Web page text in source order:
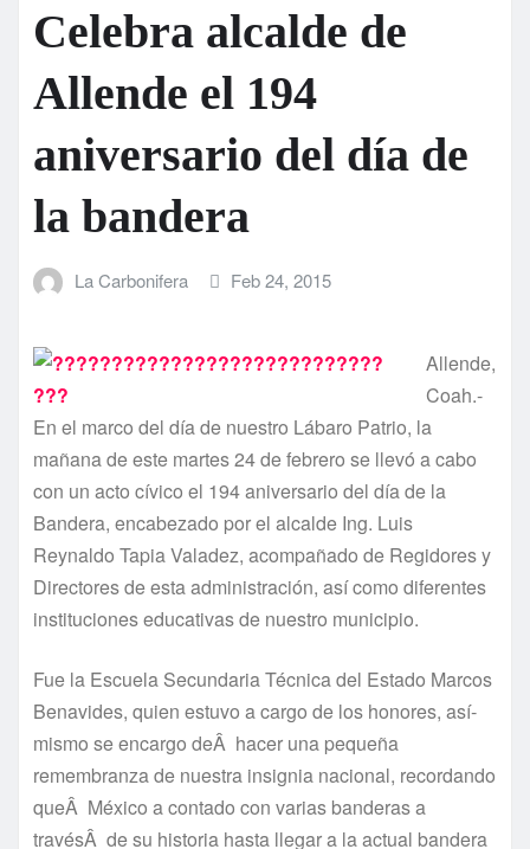
Celebra alcalde de
Allende el 194
aniversario del dí­a de
la bandera
La Carbonifera Feb 24, 2015
Allende,
Coah.-
En el marco del dí­a de nuestro Lábaro Patrio, la
mañana de este martes 24 de febrero se llevó a cabo
con un acto cí­vico el 194 aniversario del dí­a de la
Bandera, encabezado por el alcalde Ing. Luis
Reynaldo Tapia Valadez, acompañado de Regidores y
Directores de esta administración, así­ como diferentes
instituciones educativas de nuestro municipio.
Fue la Escuela Secundaria Técnica del Estado Marcos
Benavides, quien estuvo a cargo de los honores, así­
mismo se encargo deÂ hacer una pequeña
remembranza de nuestra insignia nacional, recordando
queÂ México a contado con varias banderas a
travésÂ de su historia hasta llegar a la actual bandera